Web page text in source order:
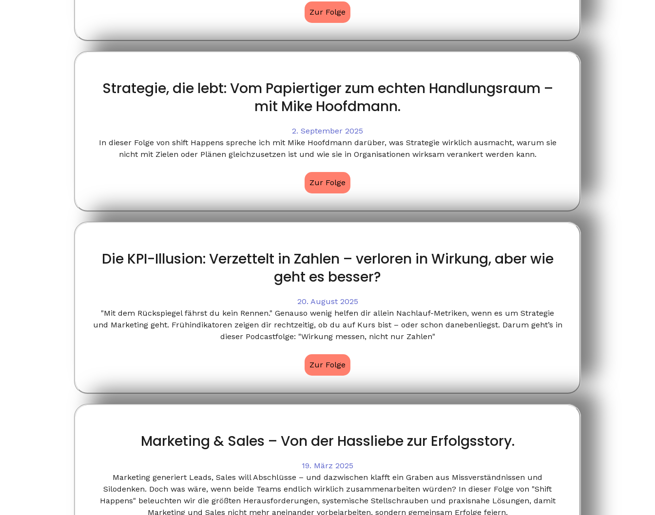
Zur Folge
Strategie, die lebt: Vom Papiertiger zum echten Handlungsraum –
mit Mike Hoofdmann.
2. September 2025
In dieser Folge von shift Happens spreche ich mit Mike Hoofdmann darüber, was Strategie wirklich ausmacht, warum sie
nicht mit Zielen oder Plänen gleichzusetzen ist und wie sie in Organisationen wirksam verankert werden kann.
Zur Folge
Die KPI-Illusion: Verzettelt in Zahlen – verloren in Wirkung, aber wie
geht es besser?
20. August 2025
"Mit dem Rückspiegel fährst du kein Rennen." Genauso wenig helfen dir allein Nachlauf-Metriken, wenn es um Strategie
und Marketing geht. Frühindikatoren zeigen dir rechtzeitig, ob du auf Kurs bist – oder schon danebenliegst. Darum geht’s in
dieser Podcastfolge: "Wirkung messen, nicht nur Zahlen"
Zur Folge
Marketing & Sales – Von der Hassliebe zur Erfolgsstory.
19. März 2025
Marketing generiert Leads, Sales will Abschlüsse – und dazwischen klafft ein Graben aus Missverständnissen und
Silodenken. Doch was wäre, wenn beide Teams endlich wirklich zusammenarbeiten würden? In dieser Folge von "Shift
Happens" beleuchten wir die größten Herausforderungen, systemische Stellschrauben und praxisnahe Lösungen, damit
Marketing und Sales nicht mehr aneinander vorbeiarbeiten, sondern gemeinsam Erfolge feiern.